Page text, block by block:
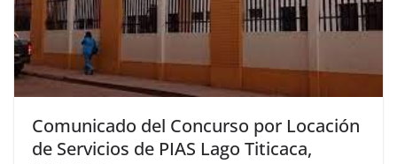
Comunicado del Concurso por Locación
de Servicios de PIAS Lago Titicaca,